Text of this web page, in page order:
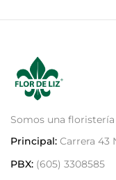
Somos una
Principal: Carrera 43
PBX: (605) 3308585